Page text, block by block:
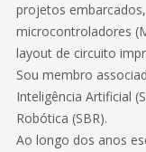
projetos
microcontroladores
layout de circuito
Sou membro
Inteligência Artificial
Robótica (SBR).
Ao longo dos anos